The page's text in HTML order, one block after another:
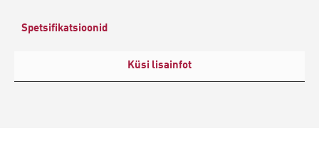
Spetsifikatsioonid
Küsi lisainfot